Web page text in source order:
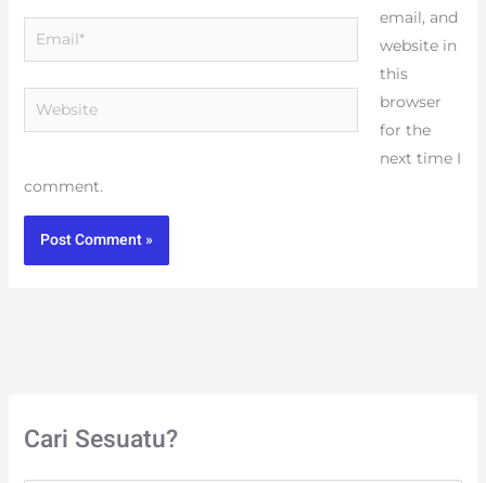
Email*
Website
email, and
website in
this
browser
for the
next time I
comment.
Cari Sesuatu?